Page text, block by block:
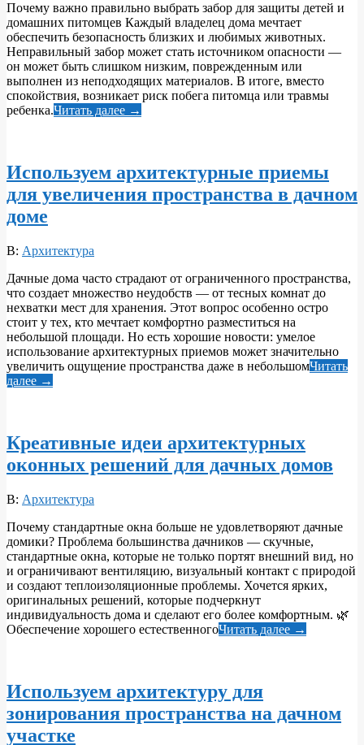
10
Почему важно правильно выбрать забор для защиты детей и
домашних питомцев Каждый владелец дома мечтает
обеспечить безопасность близких и любимых животных.
Неправильный забор может стать источником опасности —
он может быть слишком низким, поврежденным или
выполнен из неподходящих материалов. В итоге, вместо
спокойствия, возникает риск побега питомца или травмы
ребенка.Читать далее →
Используем архитектурные приемы
для увеличения пространства в дачном
доме
2026-
10
В: Архитектура
Дачные дома часто страдают от ограниченного пространства,
что создает множество неудобств — от тесных комнат до
нехватки мест для хранения. Этот вопрос особенно остро
стоит у тех, кто мечтает комфортно разместиться на
небольшой площади. Но есть хорошие новости: умелое
использование архитектурных приемов может значительно
увеличить ощущение пространства даже в небольшомЧитать
далее →
Креативные идеи архитектурных
оконных решений для дачных домов
2026-
10
В: Архитектура
Почему стандартные окна больше не удовлетворяют дачные
домики? Проблема большинства дачников — скучные,
стандартные окна, которые не только портят внешний вид, но
и ограничивают вентиляцию, визуальный контакт с природой
и создают теплоизоляционные проблемы. Хочется ярких,
оригинальных решений, которые подчеркнут
индивидуальность дома и сделают его более комфортным. 🌿
Обеспечение хорошего естественногоЧитать далее →
Используем архитектуру для
зонирования пространства на дачном
участке